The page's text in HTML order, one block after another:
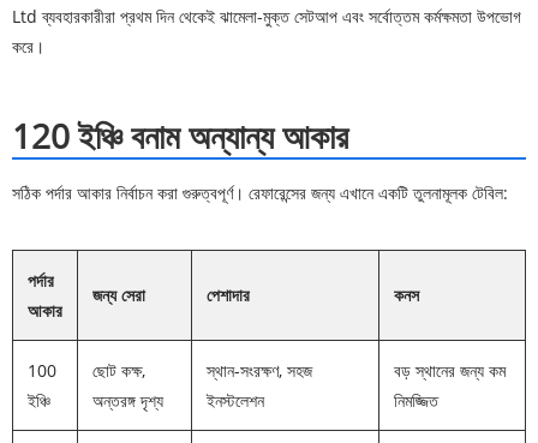
Ltd ব্যবহারকারীরা প্রথম দিন থেকেই ঝামেলা-মুক্ত সেটআপ এবং সর্বোত্তম কর্মক্ষমতা উপভোগ
করে।
120 ইঞ্চি বনাম অন্যান্য আকার
সঠিক পর্দার আকার নির্বাচন করা গুরুত্বপূর্ণ। রেফারেন্সের জন্য এখানে একটি তুলনামূলক টেবিল:
পর্দার
আকার
জন্য সেরা পেশাদার কনস
100
ইঞ্চি
ছোট কক্ষ,
অন্তরঙ্গ দৃশ্য
স্থান-সংরক্ষণ, সহজ
ইনস্টলেশন
বড় স্থানের জন্য কম
নিমজ্জিত